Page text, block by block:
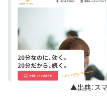
▲出典：ス